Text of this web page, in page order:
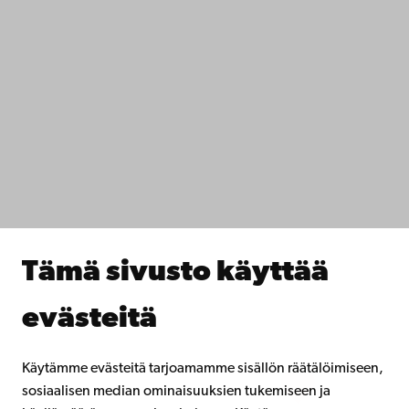
Tämä sivusto käyttää
evästeitä
Käytämme evästeitä tarjoamamme sisällön räätälöimiseen,
sosiaalisen median ominaisuuksien tukemiseen ja
Åbo Akademin kirjasto
Lahjoita Åbo Akademille
Åbo Akademista